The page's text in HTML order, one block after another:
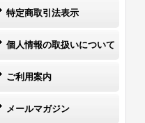
特定商取引法表示
個人情報の取扱いについて
ご利用案内
メールマガジン